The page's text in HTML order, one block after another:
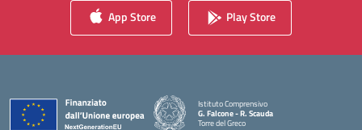
App Store Play Store
Istituto Comprensivo
G. Falcone - R. Scauda
Torre del Greco